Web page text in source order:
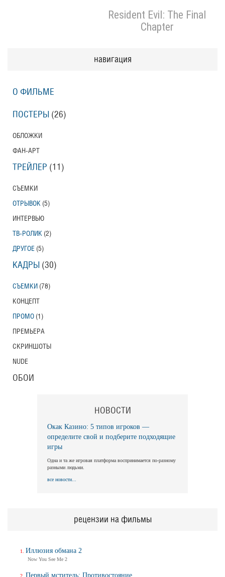
Resident Evil: The Final
Chapter
Призраки Элоиз
Балерина
Трейлер (на русском)
Трейлер №2
Ballerina
навигация
О ФИЛЬМЕ
ПОСТЕРЫ (26)
ОБЛОЖКИ
ФАН-АРТ
ТРЕЙЛЕР (11)
СЪЕМКИ
ОТРЫВОК (5)
ИНТЕРВЬЮ
ТВ-РОЛИК (2)
ДРУГОЕ (5)
КАДРЫ (30)
СЪЕМКИ (78)
КОНЦЕПТ
ПРОМО (1)
ПРЕМЬЕРА
СКРИНШОТЫ
NUDE
ОБОИ
НОВОСТИ
Окак Казино: 5 типов игроков —
определите свой и подберите подходящие
игры
Одна и та же игровая платформа воспринимается по-разному
разными людьми.
все новости...
рецензии на фильмы
Иллюзия обмана 2
Now You See Me 2
Первый мститель: Противостояние